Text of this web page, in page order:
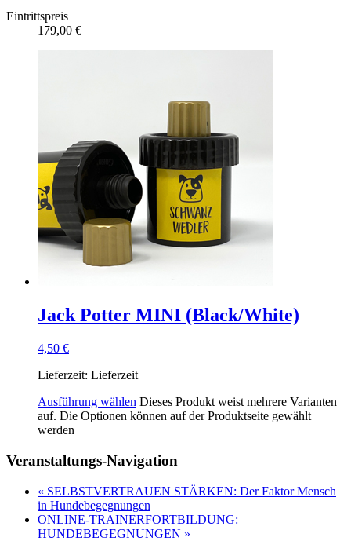
Eintrittspreis
179,00 €
Jack Potter MINI (Black/White)
4,50 €
Lieferzeit: Lieferzeit
Ausführung wählen Dieses Produkt weist mehrere Varianten
auf. Die Optionen können auf der Produktseite gewählt
werden
Veranstaltungs-Navigation
« SELBSTVERTRAUEN STÄRKEN: Der Faktor Mensch
in Hundebegegnungen
ONLINE-TRAINERFORTBILDUNG:
HUNDEBEGEGNUNGEN »